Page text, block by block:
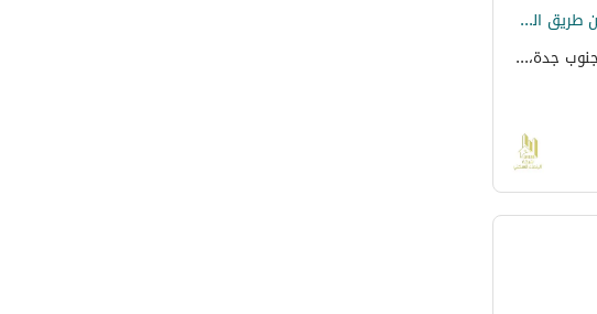
أرض للإيجار في المنتزهات، جدة مستودعات قريب من طريق المائة
شارع المبارز علي الحسين برطاس، حي المنتزهات، جنوب جدة، جدة